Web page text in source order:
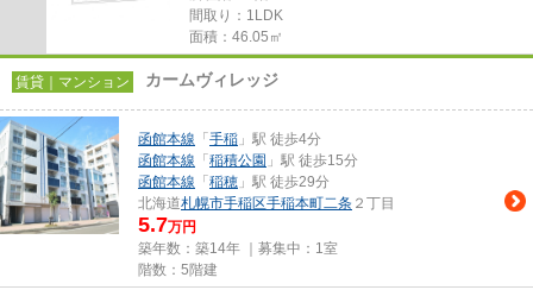
間取り：1LDK
面積：46.05㎡
賃貸｜マンション カームヴィレッジ
函館本線 「 手稲 」駅 徒歩4分
函館本線 「 稲積公園 」駅 徒歩15分
函館本線 「 稲穂 」駅 徒歩29分
北海道札幌市手稲区手稲本町二条 ２丁目
5.7万円
築年数：築14年 ｜募集中： 1室
階数：5階建